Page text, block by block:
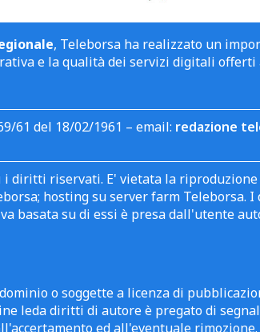
, Teleborsa ha realizzato un
e la qualità dei servizi digitali
61 del 18/02/1961 – email: redazione
i diritti riservati. E' vietata la
hosting su server farm Teleborsa.
basata su di essi è presa dall'utente
o soggette a licenza di
leda diritti di autore è pregato di
ed all'eventuale rimozione.